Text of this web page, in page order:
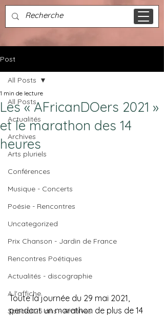
Post
All Posts
Actualités
Archives
Arts pluriels
Conférences
Musique - Concerts
Poésie - Rencontres
Uncategorized
Prix Chanson - Jardin de France
Rencontres Poétiques
Actualités - discographie
A l'affiche
Spécial 25 ans - Archives
All Posts
Les « AFricanDOers 2021 »
et le marathon des 14
heures
1 min de lecture
Toute la journée du 29 mai 2021,
pendant un marathon de plus de 14